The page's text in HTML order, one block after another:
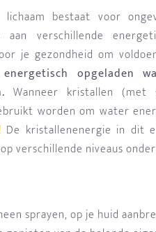
lichaam bestaat voor
aan verschillende
je gezondheid om
energetisch opgeladen
Wanneer kristallen
worden om water
! De kristallenenergie in dit
verschillende niveaus
sprayen, op je huid